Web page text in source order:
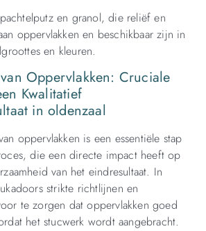
en granol, die reliëf en
oppervlakken en beschikbaar zijn in
en kleuren.
Oppervlakken: Cruciale
Kwalitatief
in oldenzaal
oppervlakken is een essentiële stap
die een directe impact heeft op
van het eindresultaat. In
strikte richtlijnen en
te zorgen dat oppervlakken goed
het stucwerk wordt aangebracht.